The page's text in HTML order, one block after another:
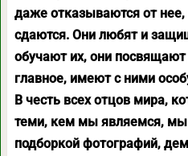
даже отказываются от
сдаются. Они любят и
обучают их, они
главное, имеют с ними
В честь всех отцов мира,
теми, кем мы являемся,
подборкой фотографий,